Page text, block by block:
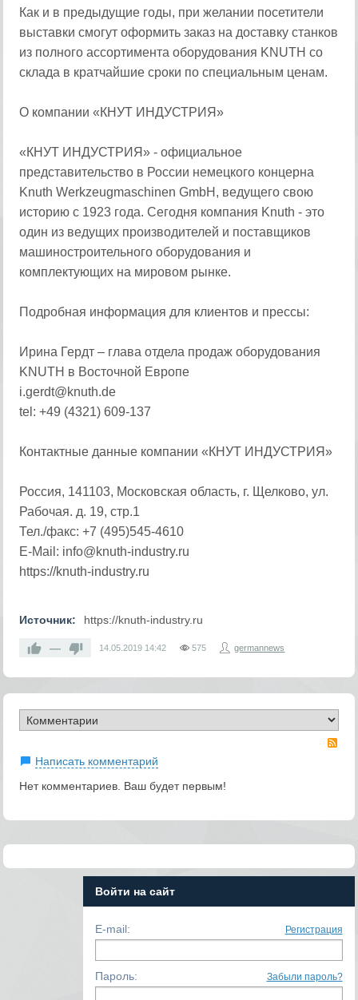
Как и в предыдущие годы, при желании посетители
выставки смогут оформить заказ на доставку станков
из полного ассортимента оборудования KNUTH со
склада в кратчайшие сроки по специальным ценам.
О компании «КНУТ ИНДУСТРИЯ»
«КНУТ ИНДУСТРИЯ» - официальное
представительство в России немецкого концерна
Knuth Werkzeugmaschinen GmbH, ведущего свою
историю с 1923 года. Сегодня компания Knuth - это
один из ведущих производителей и поставщиков
машиностроительного оборудования и
комплектующих на мировом рынке.
Подробная информация для клиентов и прессы:
Ирина Гердт – глава отдела продаж оборудования
KNUTH в Восточной Европе
i.gerdt@knuth.de
tel: +49 (4321) 609-137
Контактные данные компании «КНУТ ИНДУСТРИЯ»
Россия, 141103, Московская область, г. Щелково, ул.
Рабочая. д. 19, стр.1
Тел./факс: +7 (495)545-4610
E-Mail: info@knuth-industry.ru
https://knuth-industry.ru
Источник: https://knuth-industry.ru
— 14.05.2019 14:42 575 germannews
Написать комментарий
Нет комментариев. Ваш будет первым!
Войти на сайт
E-mail: Регистрация
Пароль: Забыли пароль?